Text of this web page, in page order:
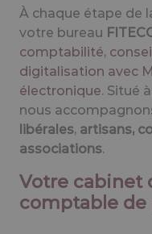
À chaque étape de
votre bureau
comptabilité, conseil
digitalisation avec
électronique. Situé
nous
libérales, artisans,
associations.
Votre cabinet
comptable de